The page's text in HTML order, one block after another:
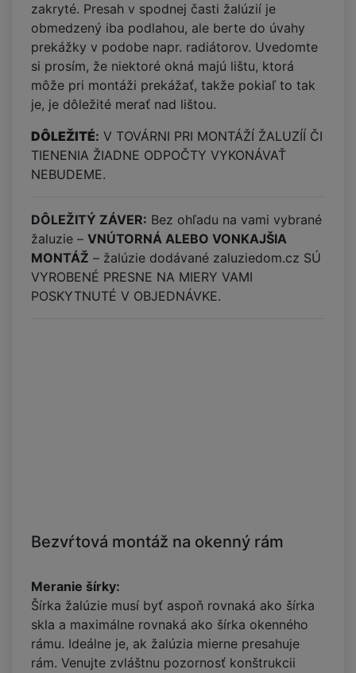
zakryté. Presah v spodnej časti žalúzií je
obmedzený iba podlahou, ale berte do úvahy
prekážky v podobe napr. radiátorov. Uvedomte
si prosím, že niektoré okná majú lištu, ktorá
môže pri montáži prekážať, takže pokiaľ to tak
je, je dôležité merať nad lištou.
DÔLEŽITÉ: V TOVÁRNI PRI MONTÁŽÍ ŽALUZÍÍ ČI
TIENENIA ŽIADNE ODPOČTY VYKONÁVAŤ
NEBUDEME.
DÔLEŽITÝ ZÁVER: Bez ohľadu na vami vybrané
žaluzie – VNÚTORNÁ ALEBO VONKAJŠIA
MONTÁŽ – žalúzie dodávané zaluziedom.cz SÚ
VYROBENÉ PRESNE NA MIERY VAMI
POSKYTNUTÉ V OBJEDNÁVKE.
Bezvŕtová montáž na okenný rám
Meranie šírky:
Šírka žalúzie musí byť aspoň rovnaká ako šírka
skla a maximálne rovnaká ako šírka okenného
rámu. Ideálne je, ak žalúzia mierne presahuje
rám. Venujte zvláštnu pozornosť konštrukcii